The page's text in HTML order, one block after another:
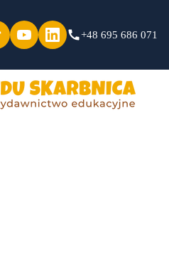
+48 695 686 071